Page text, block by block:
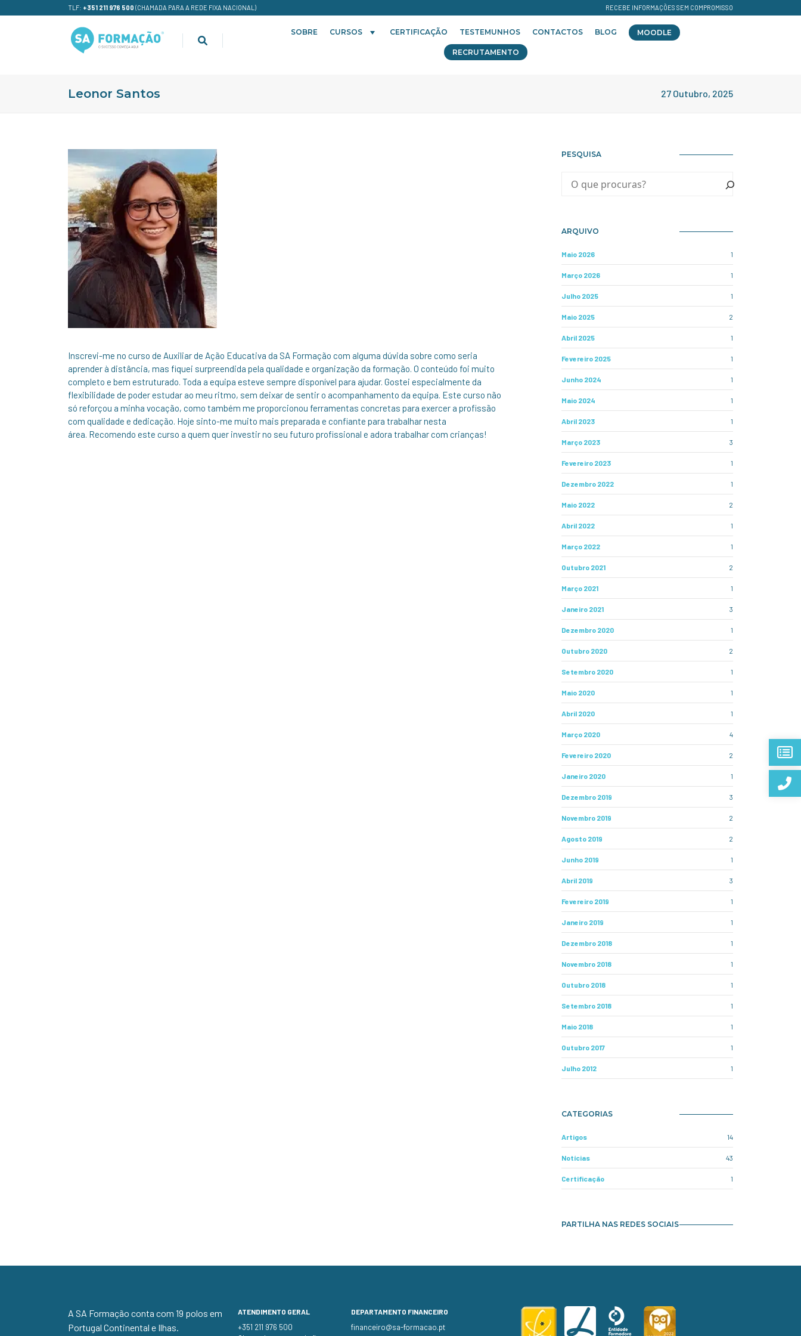
TLF: +351 211 976 500 (CHAMADA PARA A REDE FIXA NACIONAL) RECEBE INFORMAÇÕES SEM COMPROMISSO
SOBRE CURSOS CERTIFICAÇÃO TESTEMUNHOS CONTACTOS BLOG MOODLE
RECRUTAMENTO
Leonor Santos 27 Outubro, 2025
Inscrevi-me no curso de Auxiliar de Ação Educativa da SA Formação com alguma dúvida sobre como seria
aprender à distância, mas fiquei surpreendida pela qualidade e organização da formação. O conteúdo foi muito
completo e bem estruturado. Toda a equipa esteve sempre disponível para ajudar. Gostei especialmente da
flexibilidade de poder estudar ao meu ritmo, sem deixar de sentir o acompanhamento da equipa. Este curso não
só reforçou a minha vocação, como também me proporcionou ferramentas concretas para exercer a profissão
com qualidade e dedicação. Hoje sinto-me muito mais preparada e confiante para trabalhar nesta
área. Recomendo este curso a quem quer investir no seu futuro profissional e adora trabalhar com crianças!
PESQUISA
ARQUIVO
Maio 2026 1
Março 2026 1
Julho 2025 1
Maio 2025 2
Abril 2025 1
Fevereiro 2025 1
Junho 2024 1
Maio 2024 1
Abril 2023 1
Março 2023 3
Fevereiro 2023 1
Dezembro 2022 1
Maio 2022 2
Abril 2022 1
Março 2022 1
Outubro 2021 2
Março 2021 1
Janeiro 2021 3
Dezembro 2020 1
Outubro 2020 2
Setembro 2020 1
Maio 2020 1
Abril 2020 1
Março 2020 4
Fevereiro 2020 2
Janeiro 2020 1
Dezembro 2019 3
Novembro 2019 2
Agosto 2019 2
Junho 2019 1
Abril 2019 3
Fevereiro 2019 1
Janeiro 2019 1
Dezembro 2018 1
Novembro 2018 1
Outubro 2018 1
Setembro 2018 1
Maio 2018 1
Outubro 2017 1
Julho 2012 1
CATEGORIAS
Artigos 14
Notícias 43
Certificação 1
PARTILHA NAS REDES SOCIAIS
A SA Formação conta com 19 polos em
Portugal Continental e Ilhas.
ATENDIMENTO GERAL
+351 211 976 500
DEPARTAMENTO FINANCEIRO
financeiro@sa-formacao.pt